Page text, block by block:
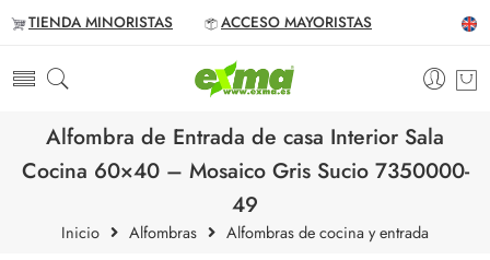
TIENDA MINORISTAS ACCESO MAYORISTAS
Alfombra de Entrada de casa Interior Sala
Cocina 60×40 – Mosaico Gris Sucio 7350000-
49
Inicio Alfombras Alfombras de cocina y entrada